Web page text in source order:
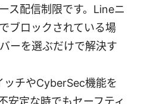
ス配信制限です。Lineニ
ブロックされている場
ーを選ぶだけで解決す
チやCyberSec機能を
安定な時でもセーフティ